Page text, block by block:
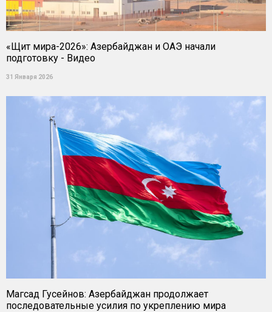
«Щит мира-2026»: Азербайджан и ОАЭ начали
подготовку - Видео
31 Января 2026
Магсад Гусейнов: Азербайджан продолжает
последовательные усилия по укреплению мира